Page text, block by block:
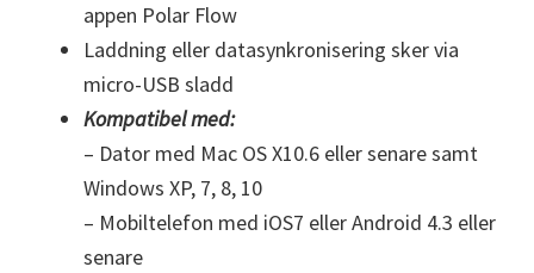
appen Polar Flow
Laddning eller datasynkronisering sker via
micro-USB sladd
Kompatibel med:
– Dator med Mac OS X10.6 eller senare samt
Windows XP, 7, 8, 10
– Mobiltelefon med iOS7 eller Android 4.3 eller
senare